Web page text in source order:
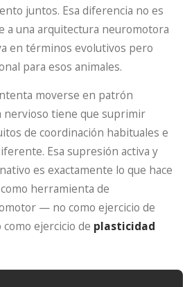
juntos. Esa diferencia no es
una arquitectura neuromotora
en términos evolutivos pero
para esos animales.
moverse en patrón
nervioso tiene que suprimir
de coordinación habituales e
Esa supresión activa y
es exactamente lo que hace
herramienta de
— no como ejercicio de
ejercicio de plasticidad